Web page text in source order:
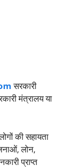
सरकारी
मंत्रालय या
की सहायता
लोन,
प्राप्त